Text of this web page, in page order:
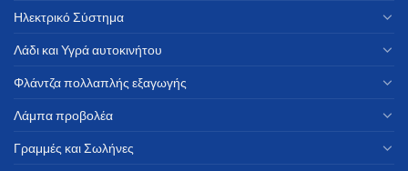
Ηλεκτρικό Σύστημα
Λάδι και Υγρά αυτοκινήτου
Φλάντζα πολλαπλής εξαγωγής
Λάμπα προβολέα
Γραμμές και Σωλήνες